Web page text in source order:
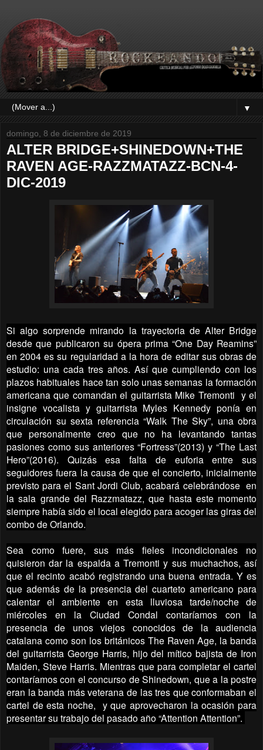
▼
domingo, 8 de diciembre de 2019
ALTER BRIDGE+SHINEDOWN+THE
RAVEN AGE-RAZZMATAZZ-BCN-4-
DIC-2019
Si algo sorprende mirando la trayectoria de Alter Bridge
desde que publicaron su ópera prima “One Day Reamins”
en 2004 es su regularidad a la hora de editar sus obras de
estudio: una cada tres años. Así que cumpliendo con los
plazos habituales hace tan solo unas semanas la formación
americana que comandan el guitarrista Mike Tremonti y el
insigne vocalista y guitarrista Myles Kennedy ponía en
circulación su sexta referencia “Walk The Sky”, una obra
que personalmente creo que no ha levantando tantas
pasiones como sus anteriores “Fortress”(2013) y “The Last
Hero”(2016). Quizás esa falta de euforia entre sus
seguidores fuera la causa de que el concierto, inicialmente
previsto para el Sant Jordi Club, acabará celebrándose en
la sala grande del Razzmatazz, que hasta este momento
siempre había sido el local elegido para acoger las giras del
combo de Orlando.
Sea como fuere, sus más fieles incondicionales no
quisieron dar la espalda a Tremonti y sus muchachos, así
que el recinto acabó registrando una buena entrada. Y es
que además de la presencia del cuarteto americano para
calentar el ambiente en esta lluviosa tarde/noche de
miércoles en la Ciudad Condal contaríamos con la
presencia de unos viejos conocidos de la audiencia
catalana como son los británicos The Raven Age, la banda
del guitarrista George Harris, hijo del mítico bajista de Iron
Maiden, Steve Harris. Mientras que para completar el cartel
contaríamos con el concurso de Shinedown, que a la postre
eran la banda más veterana de las tres que conformaban el
cartel de esta noche, y que aprovecharon la ocasión para
presentar su trabajo del pasado año “Attention Attention”.